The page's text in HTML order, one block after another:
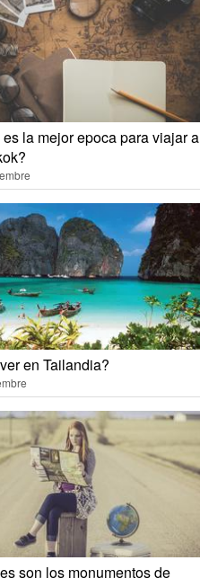
la mejor epoca para viajar a
en Tailandia?
son los monumentos de